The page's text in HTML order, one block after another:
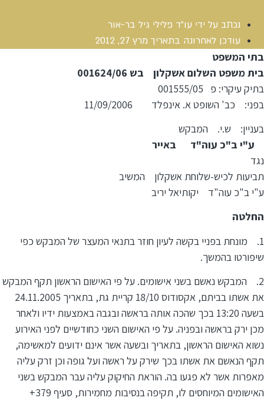
נכתב על ידי עו"ד פלילי גיל בר-אור
עודכן לאחרונה בתאריך מרץ 27, 2012
בתי המשפט
בית משפט השלום אשקלון בש 001624/06
בתיק עיקרי: פ 001555/05
בפני: כב' השופט א. אינפלד 11/09/2006
בעניין: ש.י. המבקש
ע"י ב"כ עוה"ד באייר
נגד
תביעות לכיש-שלוחת אשקלון המשיב
ע"י ב"כ עוה"ד יקותיאל יריב
החלטה
1. מונחת בפניי בקשה לעיון חוזר בתנאי המעצר של המבקש כפי
שיפורטו בהמשך.
2. המבקש נאשם בשני אישומים. על פי האישום הראשון תקף המבקש
בשעה 13:20 בכך שהכה אותה בראשה ובגבה באמצעות ידיו ולאחר
מכן ירק בראשה ובפניה. על פי האישום השני כחודשיים לפני האירוע
נשוא האישום הראשון, בתאריך ובשעה אשר אינם ידועים למאשימה,
תקף הנאשם את אשתו בכך שירק על ראשה ועל גופה וכן זרק עליה
מאפרות אשר לא פגעו בה. הוראת החיקוק עליה עבר המבקש בשני
האישומים המיוחסים לו, תקיפה בנסיבות מחמירות, סעיף 379+